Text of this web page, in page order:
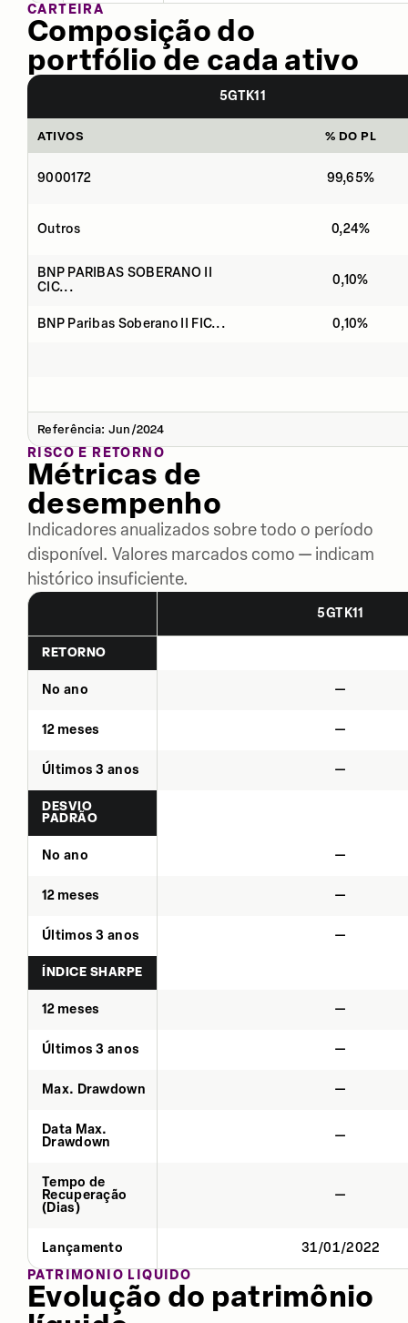
CARTEIRA
Composição do
portfólio de cada ativo
5GTK11
ATIVOS % DO PL
9000172 99,65%
Outros 0,24%
BNP PARIBAS SOBERANO II
CIC...
0,10%
BNP Paribas Soberano II FIC... 0,10%
Referência: Jun/2024
RISCO E RETORNO
Métricas de
desempenho
Indicadores anualizados sobre todo o período
disponível. Valores marcados como — indicam
histórico insuficiente.
5GTK11
RETORNO
No ano —
12 meses —
Últimos 3 anos —
DESVIO
PADRÃO
No ano —
12 meses —
Últimos 3 anos —
ÍNDICE SHARPE
12 meses —
Últimos 3 anos —
Max. Drawdown —
Data Max.
Drawdown
—
Tempo de
Recuperação
(Dias)
—
Lançamento
31/01/2022
PATRIMÔNIO LÍQUIDO
Evolução do patrimônio